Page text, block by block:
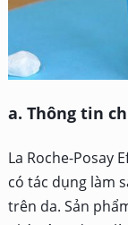
a. Thông tin
La Roche-Posay
có tác dụng làm
trên da. Sản